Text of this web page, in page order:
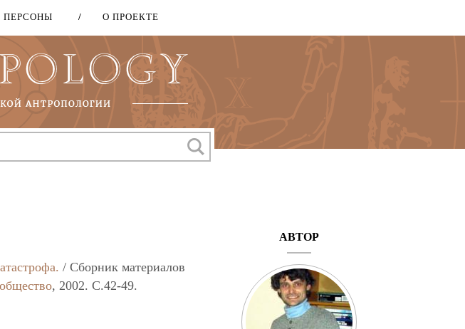
ПЕРСОНЫ О ПРОЕКТЕ
/ Сборник материалов
, 2002. C.42-49.
АВТОР